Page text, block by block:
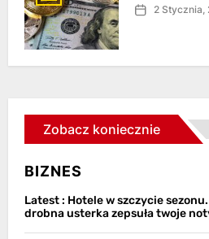
2 Stycznia,
Zobacz koniecznie
BIZNES
Latest : Hotele w szczycie
drobna usterka zepsuła twoje